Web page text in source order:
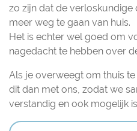
zo zijn dat de verloskundige
meer weg te gaan van huis.
Het is echter wel goed om
nagedacht te hebben over
Als je overweegt om thuis
dit dan met ons, zodat we
verstandig en ook mogelijk